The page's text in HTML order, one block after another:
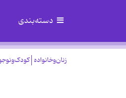
دسته‌بندی
زنان‌وخانواده